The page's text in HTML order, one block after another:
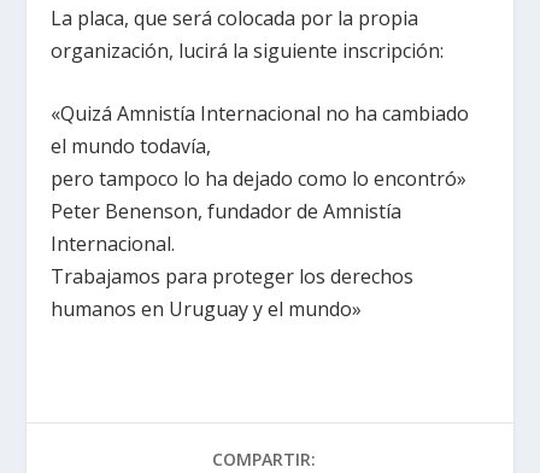
La placa, que será colocada por la propia
organización, lucirá la siguiente inscripción:
«Quizá Amnistía Internacional no ha cambiado
el mundo todavía,
pero tampoco lo ha dejado como lo encontró»
Peter Benenson, fundador de Amnistía
Internacional.
Trabajamos para proteger los derechos
humanos en Uruguay y el mundo»
COMPARTIR: